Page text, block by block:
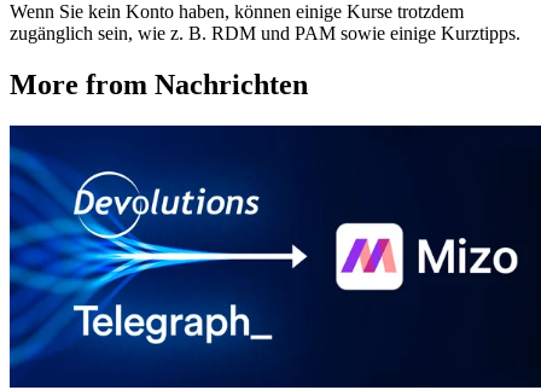
Wenn Sie kein Konto haben, können einige Kurse trotzdem
zugänglich sein, wie z. B. RDM und PAM sowie einige Kurztipps.
More from Nachrichten